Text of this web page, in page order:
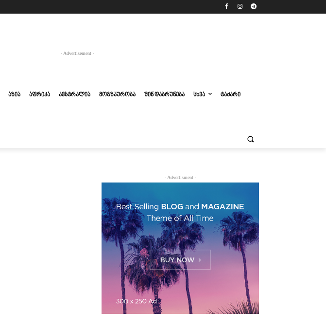
- Advertisement -
ᲐᲖᲘᲐ ᲐᲤᲠᲘᲙᲐ ᲐᲕᲡᲢᲠᲐᲚᲘᲐ ᲛᲝᲒᲖᲐᲣᲠᲝᲑᲐ ᲨᲘᲜ ᲓᲐᲑᲠᲣᲜᲔᲑᲐ ᲡᲮᲕᲐ ᲢᲐᲫᲐᲠᲘ
- Advertisment -